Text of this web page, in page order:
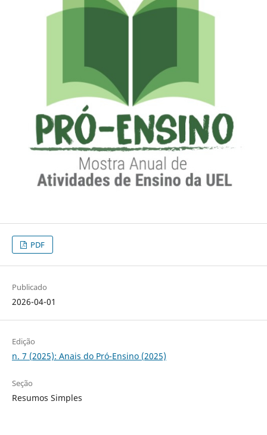
PDF
Publicado
2026-04-01
Edição
n. 7 (2025): Anais do Pró-Ensino (2025)
Seção
Resumos Simples